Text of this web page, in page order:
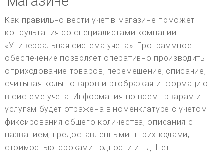
Как правильно вести учет в магазине поможет
консультация со специалистами компании
«Универсальная система учета». Программное
обеспечение позволяет оперативно производить
оприходование товаров, перемещение, списание,
считывая коды товаров и отображая информацию
в системе учета. Информация по всем товарам и
услугам будет отражена в номенклатуре с учетом
фиксирования общего количества, описания с
названием, предоставленными штрих кодами,
стоимостью, сроками годности и т.д. Нет